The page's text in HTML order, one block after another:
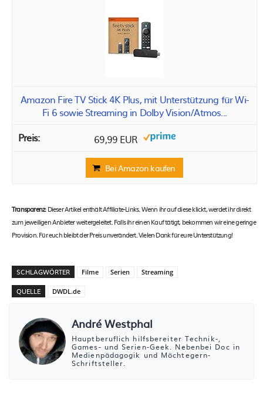
Amazon Fire TV Stick 4K Plus, mit Unterstützung für Wi-
Fi 6 sowie Streaming in Dolby Vision/Atmos...
69,99 EUR
Bei Amazon kaufen
Transparenz:Dieser Artikel enthält Affiliate-Links. Wenn ihr auf diese klickt, werdet ihr direkt
zum jeweiligen Anbieter weitergeleitet. Falls ihr einen Kauf tätigt, bekommen wir eine geringe
Provision. Für euch bleibt der Preis unverändert. Vielen Dank für eure Unterstützung!
SCHLAGWÖRTER Filme Serien Streaming
QUELLE DWDL.de
André Westphal
Hauptberuflich hilfsbereiter Technik-,
Games- und Serien-Geek. Nebenbei Doc in
Medienpädagogik und Möchtegern-
Schriftsteller.